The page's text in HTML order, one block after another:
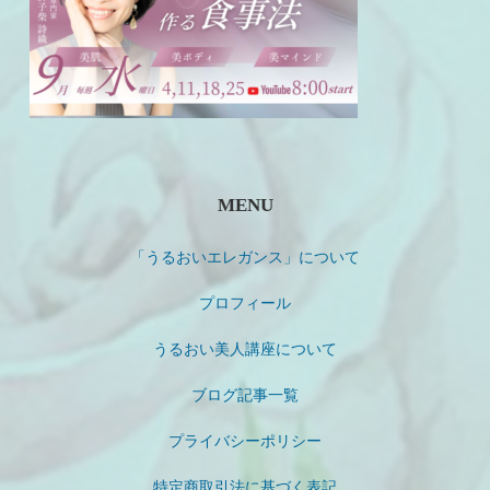
MENU
「うるおいエレガンス」について
プロフィール
うるおい美人講座について
ブログ記事一覧
プライバシーポリシー